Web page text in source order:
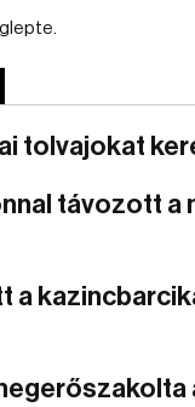
tolvajokat
távozott a
a